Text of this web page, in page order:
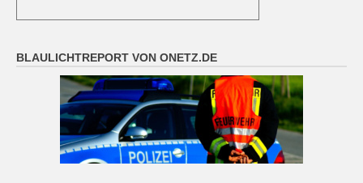
BLAULICHTREPORT VON ONETZ.DE